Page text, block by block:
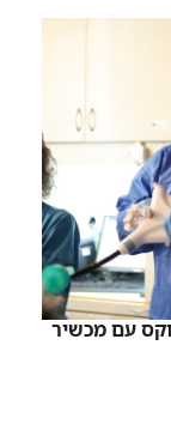
עם מכשיר